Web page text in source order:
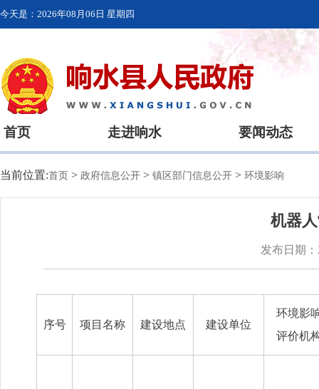
今天是： 2026年08月06日 星期四
首页 走进响水 要闻动态
当前位置:首页 > 政府信息公开 > 镇区部门信息公开 > 环境影响
机器
发布日期
序号 项目名称 建设地点 建设单位
环境影
评价机